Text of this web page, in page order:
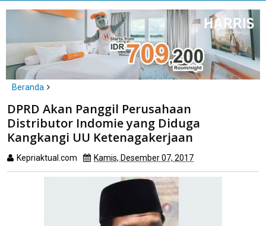
Beranda
politik
DPRD Akan Panggil Perusahaan Distributor Indomie yang Diduga
Kangkangi UU Ketenagakerjaan
DPRD Akan Panggil Perusahaan
Distributor Indomie yang Diduga
Kangkangi UU Ketenagakerjaan
Kepriaktual.com Kamis, Desember 07, 2017